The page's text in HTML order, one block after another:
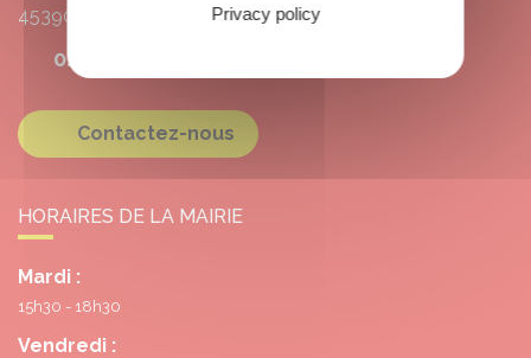
45390
02 38 39 10 55
Contactez-nous
HORAIRES DE LA MAIRIE
Mardi :
15h30 - 18h30
Vendredi :
Privacy policy